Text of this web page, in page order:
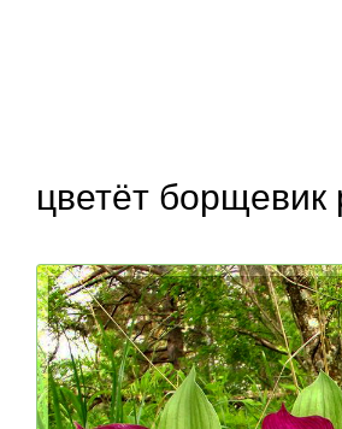
цветёт борщевик